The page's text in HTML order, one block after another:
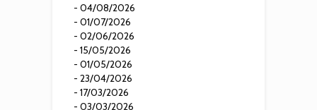
- 04/08/2026
- 01/07/2026
- 02/06/2026
- 15/05/2026
- 01/05/2026
- 23/04/2026
- 17/03/2026
- 03/03/2026